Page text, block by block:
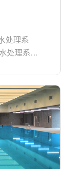
处理系
处理系统